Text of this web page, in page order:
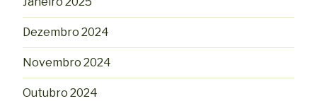
Dezembro 2024
Novembro 2024
Outubro 2024